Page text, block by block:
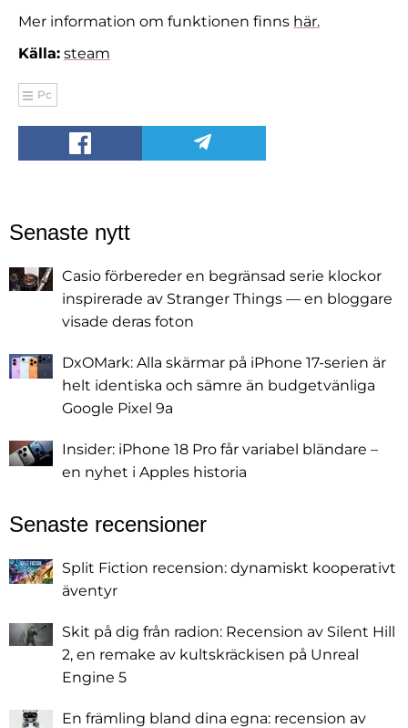
Mer information om funktionen finns här.
Källa: steam
Pc
Senaste nytt
Casio förbereder en begränsad serie klockor
inspirerade av Stranger Things — en bloggare
visade deras foton
DxOMark: Alla skärmar på iPhone 17-serien är
helt identiska och sämre än budgetvänliga
Google Pixel 9a
Insider: iPhone 18 Pro får variabel bländare –
en nyhet i Apples historia
Senaste recensioner
Split Fiction recension: dynamiskt kooperativt
äventyr
Skit på dig från radion: Recension av Silent Hill
2, en remake av kultskräckisen på Unreal
Engine 5
En främling bland dina egna: recension av